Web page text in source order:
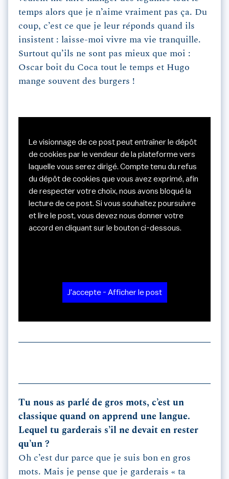
temps alors que je n’aime vraiment pas ça. Du
coup, c’est ce que je leur réponds quand ils
insistent : laisse-moi vivre ma vie tranquille.
Surtout qu’ils ne sont pas mieux que moi :
Oscar boit du Coca tout le temps et Hugo
mange souvent des burgers !
Le visionnage de ce post peut entraîner le dépôt
de cookies par le vendeur de la plateforme vers
laquelle vous serez dirigé. Compte tenu du refus
du dépôt de cookies que vous avez exprimé, afin
de respecter votre choix, nous avons bloqué la
lecture de ce post. Si vous souhaitez poursuivre
et lire le post, vous devez nous donner votre
accord en cliquant sur le bouton ci-dessous.
J'accepte - Afficher le post
Tu nous as parlé de gros mots, c’est un
classique quand on apprend une langue.
Lequel tu garderais s’il ne devait en rester
qu’un ?
Oh c’est dur parce que je suis bon en gros
mots. Mais je pense que je garderais « ta